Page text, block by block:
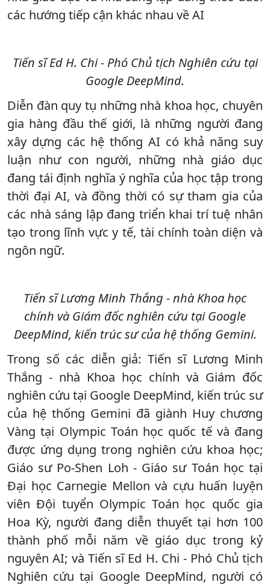
các hướng tiếp cận khác nhau về AI
Tiến sĩ Ed H. Chi - Phó Chủ tịch Nghiên cứu tại
Google DeepMind.
Diễn đàn quy tụ những nhà khoa học, chuyên
gia hàng đầu thế giới, là những người đang
xây dựng các hệ thống AI có khả năng suy
luận như con người, những nhà giáo dục
đang tái định nghĩa ý nghĩa của học tập trong
thời đại AI, và đồng thời có sự tham gia của
các nhà sáng lập đang triển khai trí tuệ nhân
tạo trong lĩnh vực y tế, tài chính toàn diện và
ngôn ngữ.
Tiến sĩ Lương Minh Thắng - nhà Khoa học
chính và Giám đốc nghiên cứu tại Google
DeepMind, kiến trúc sư của hệ thống Gemini.
Trong số các diễn giả: Tiến sĩ Lương Minh
Thắng - nhà Khoa học chính và Giám đốc
nghiên cứu tại Google DeepMind, kiến trúc sư
của hệ thống Gemini đã giành Huy chương
Vàng tại Olympic Toán học quốc tế và đang
được ứng dụng trong nghiên cứu khoa học;
Giáo sư Po-Shen Loh - Giáo sư Toán học tại
Đại học Carnegie Mellon và cựu huấn luyện
viên Đội tuyển Olympic Toán học quốc gia
Hoa Kỳ, người đang diễn thuyết tại hơn 100
thành phố mỗi năm về giáo dục trong kỷ
nguyên AI; và Tiến sĩ Ed H. Chi - Phó Chủ tịch
Nghiên cứu tại Google DeepMind, người có